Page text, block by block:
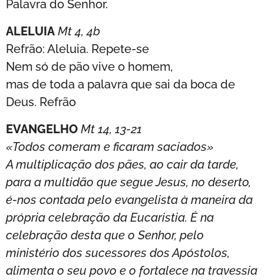
Palavra do Senhor.
ALELUIA Mt 4, 4b
Refrão: Aleluia. Repete-se
Nem só de pão vive o homem,
mas de toda a palavra que sai da boca de
Deus. Refrão
EVANGELHO Mt 14, 13-21
«Todos comeram e ficaram saciados»
A multiplicação dos pães, ao cair da tarde,
para a multidão que segue Jesus, no deserto,
é-nos contada pelo evangelista à maneira da
própria celebração da Eucaristia. É na
celebração desta que o Senhor, pelo
ministério dos sucessores dos Apóstolos,
alimenta o seu povo e o fortalece na travessia